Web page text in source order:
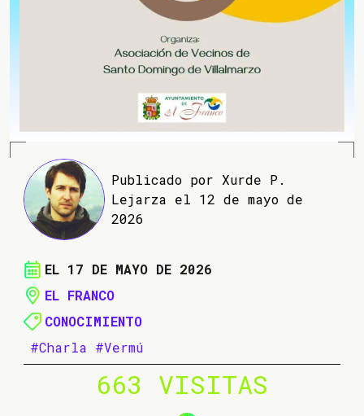
Publicado por Xurde P.
Lejarza el 12 de mayo de
2026
EL 17 DE MAYO DE 2026
EL FRANCO
CONOCIMIENTO
#Charla #Vermú
663 VISITAS